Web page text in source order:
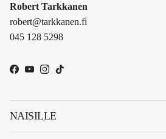
Robert Tarkkanen
robert@tarkkanen.fi
045 128 5298
Facebook
YouTube
Instagram
TikTok
NAISILLE